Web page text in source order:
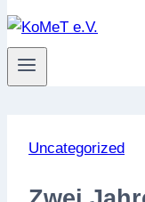
Uncategorized